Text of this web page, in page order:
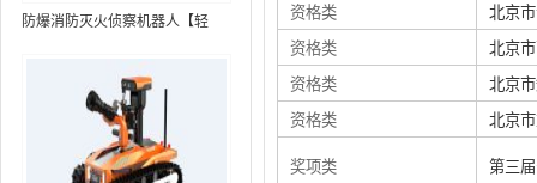
防爆消防灭火侦察机器人【轻
装置+语音控制+跟随功能+5G控
资格类
北京
资格类
北京
资格类
北京
资格类
北京
奖项类 第三